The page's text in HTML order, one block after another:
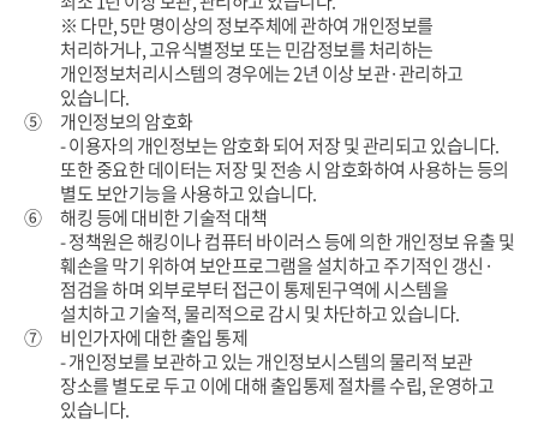
※ 다만, 5만 명이상의 정보주체에 관하여 개인정보를
처리하거나, 고유식별정보 또는 민감정보를 처리하는
개인정보처리시스템의 경우에는 2년 이상 보관·관리하고
있습니다.
⑤
개인정보의 암호화
- 이용자의 개인정보는 암호화 되어 저장 및 관리되고 있습니다.
또한 중요한 데이터는 저장 및 전송 시 암호화하여 사용하는 등의
별도 보안기능을 사용하고 있습니다.
⑥
해킹 등에 대비한 기술적 대책
- 정책원은 해킹이나 컴퓨터 바이러스 등에 의한 개인정보 유출 및
훼손을 막기 위하여 보안프로그램을 설치하고 주기적인 갱신·
점검을하며 외부로부터 접근이 통제된구역에 시스템을
설치하고 기술적, 물리적으로 감시 및 차단하고 있습니다.
⑦
비인가자에 대한 출입 통제
- 개인정보를 보관하고 있는 개인정보시스템의 물리적 보관
장소를 별도로 두고 이에 대해 출입통제 절차를 수립, 운영하고
있습니다.